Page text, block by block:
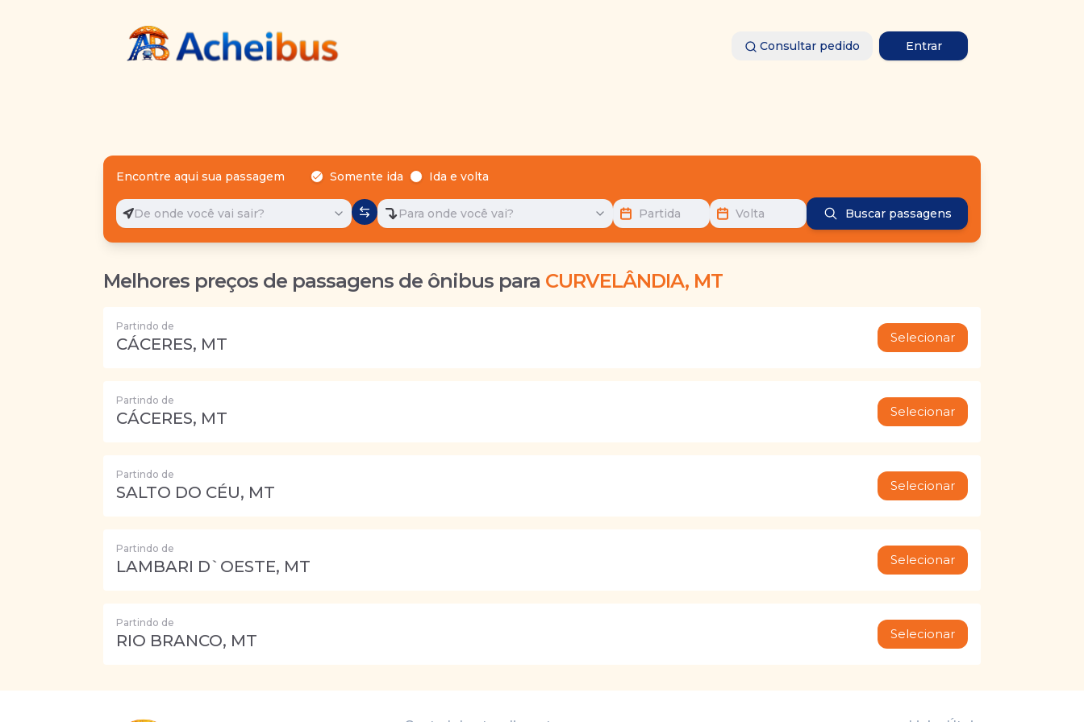
Consultar pedido Entrar
Encontre aqui sua passagem Somente ida Ida e volta
De onde você vai sair? Para onde você vai? Partida Volta Buscar passagens
Melhores preços de passagens de ônibus para CURVELÂNDIA, MT
Partindo de
CÁCERES, MT Selecionar
Partindo de
CÁCERES, MT Selecionar
Partindo de
SALTO DO CÉU, MT Selecionar
Partindo de
LAMBARI D`OESTE, MT Selecionar
Partindo de
RIO BRANCO, MT Selecionar